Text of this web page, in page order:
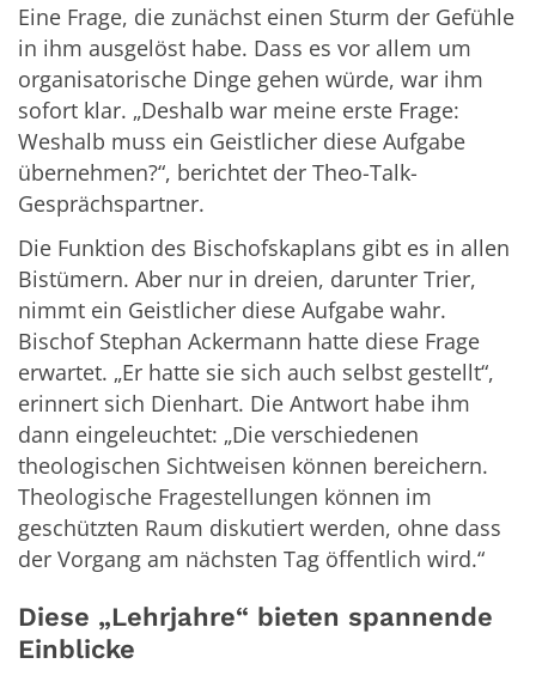
Eine Frage, die zunächst einen Sturm der Gefühle
in ihm ausgelöst habe. Dass es vor allem um
organisatorische Dinge gehen würde, war ihm
sofort klar. „Deshalb war meine erste Frage:
Weshalb muss ein Geistlicher diese Aufgabe
übernehmen?“, berichtet der Theo-Talk-
Gesprächspartner.
Die Funktion des Bischofskaplans gibt es in allen
Bistümern. Aber nur in dreien, darunter Trier,
nimmt ein Geistlicher diese Aufgabe wahr.
Bischof Stephan Ackermann hatte diese Frage
erwartet. „Er hatte sie sich auch selbst gestellt“,
erinnert sich Dienhart. Die Antwort habe ihm
dann eingeleuchtet: „Die verschiedenen
theologischen Sichtweisen können bereichern.
Theologische Fragestellungen können im
geschützten Raum diskutiert werden, ohne dass
der Vorgang am nächsten Tag öffentlich wird.“
Diese „Lehrjahre“ bieten spannende
Einblicke